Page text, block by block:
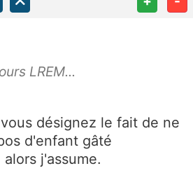
LREM...
désignez le fait de ne
d'enfant gâté
j'assume.